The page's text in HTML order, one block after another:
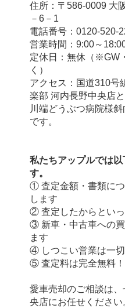
住所：〒586-0009 大
－6－1
電話番号：0120-520-
営業時間：9:00～
定休日：無休（※GW
く）
アクセス：国道310号
楽部 河内長野中央店
川端どうぶつ病院様
です。
私たちアップルでは
す。
① 査定金額・書類に
します
② 査定したからとい
③ 新車・中古車への
ます
④ しつこい営業は一
⑤ 査定料は完全無料！
愛車売却のご相談は
央店にお任せください